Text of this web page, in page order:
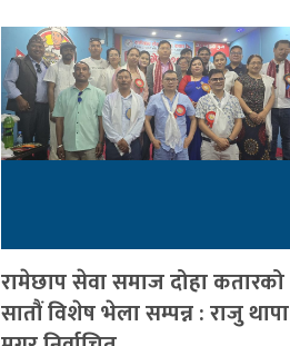
रामेछाप सेवा समाज दोहा कतारको
सातौं विशेष भेला सम्पन्न : राजु थापा